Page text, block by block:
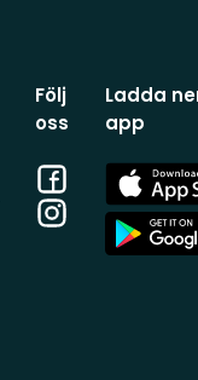
Följ
oss
Facebook
Instagram
Ladda
app
App
Store
App
Store